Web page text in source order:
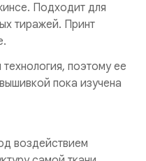
Подходит для
тиражей. Принт
поэтому ее
пока изучена
воздействием